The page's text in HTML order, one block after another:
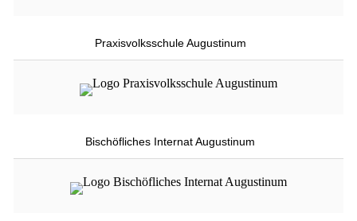
Praxisvolksschule Augustinum
Bischöfliches Internat Augustinum